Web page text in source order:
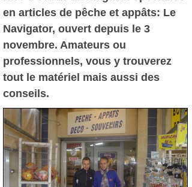
en articles de pêche et appâts: Le
Navigator, ouvert depuis le 3
novembre. Amateurs ou
professionnels, vous y trouverez
tout le matériel mais aussi des
conseils.